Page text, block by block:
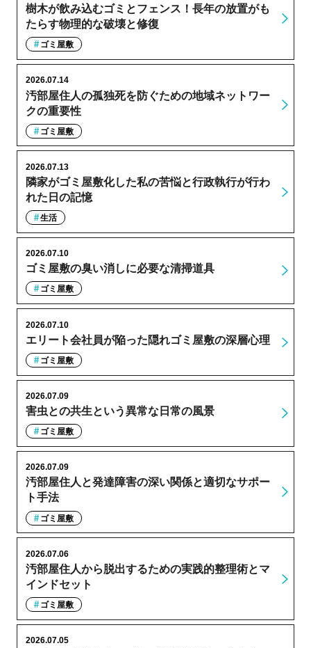
樹木が飲み込むゴミとフェンス！長年の放置がも
たらす物理的な破壊と修復
ゴミ屋敷
汚部屋住人の孤独死を防ぐための地域ネットワー
クの重要性
2026.07.14
ゴミ屋敷
隣家がゴミ屋敷化した私の苦悩と行政執行が行わ
れた日の記憶
2026.07.13
生活
ゴミ屋敷の臭い消しに必要な清掃道具
2026.07.10
ゴミ屋敷
エリート会社員が陥った隠れゴミ屋敷の深層心理
2026.07.10
ゴミ屋敷
害虫との共生という異常な日常の風景
2026.07.09
ゴミ屋敷
汚部屋住人と発達障害の深い関係と適切なサポー
ト手法
2026.07.09
ゴミ屋敷
汚部屋住人から脱出するための実践的整理術とマ
インドセット
2026.07.06
ゴミ屋敷
2026.07.05